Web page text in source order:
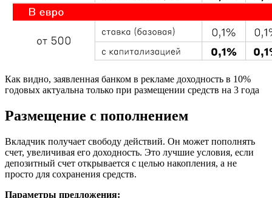
Как видно, заявленная банком в рекламе доходность в 10%
годовых актуальна только при размещении средств на 3 года
Размещение с пополнением
Вкладчик получает свободу действий. Он может пополнять
счет, увеличивая его доходность. Это лучшие условия, если
депозитный счет открывается с целью накопления, а не
просто для сохранения средств.
Параметры предложения: